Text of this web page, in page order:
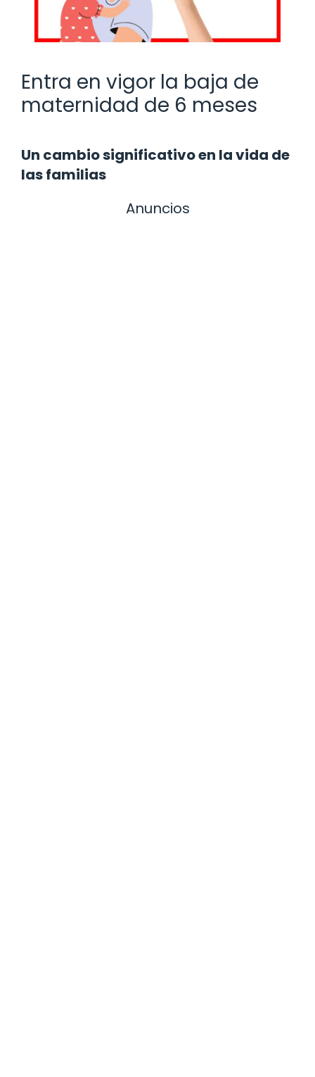
Entra en vigor la baja de
maternidad de 6 meses
Un cambio significativo en la vida de
las familias
Anuncios